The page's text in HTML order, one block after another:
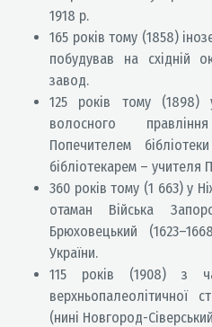
1918 р.
165 років тому (1858)
побудував на східній
завод.
125 років тому (1898)
волосного
Попечителем
бібліотекарем – учителя
360 років тому (1 663) у
отаман Війська
Брюховецький
України.
115 років (1908) з
верхньопалеолітичної
(нині Новгород-